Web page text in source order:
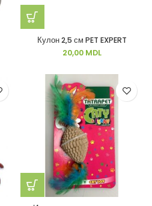
Кулон 2,5 см PET EXPERT
20,00 MDL